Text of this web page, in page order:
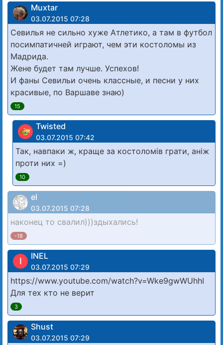
Muxtar
03.07.2015 07:28
Севилья не сильно хуже Атлетико, а там в футбол
посимпатичней играют, чем эти костоломы из
Мадрида.
Жене будет там лучше. Успехов!
И фаны Севильи очень классные, и песни у них
красивые, по Варшаве знаю)
15
Twisted
03.07.2015 07:42
Так, навпаки ж, краще за костоломів грати, аніж
проти них =)
10
el
03.07.2015 07:28
наконец то свалил)))здыхались!
-18
I INEL
03.07.2015 07:29
https://www.youtube.com/watch?v=Wke9gwWUhhI
Для тех кто не верит
3
Shust
03.07.2015 07:29